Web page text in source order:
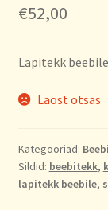
€52,00
Lapitekk
Laost otsas
Kategooriad:
Sildid: beebitekk,
lapitekk beebile,